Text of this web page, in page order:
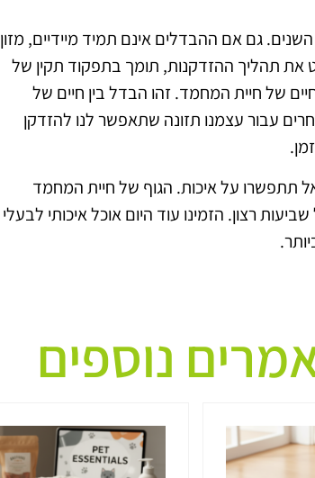
גם אם ההבדלים אינם תמיד מיידיים, מזון
את תהליך ההזדקנות, תומך בתפקוד תקין של
של חיית המחמד. זהו הבדל בין חיים של
עבור עצמנו תזונה שתאפשר לנו להזדקן
תתפשרו על איכות. הגוף של חיית המחמד
רצון. הזמינו עוד היום אוכל איכותי לבעלי
נוספים